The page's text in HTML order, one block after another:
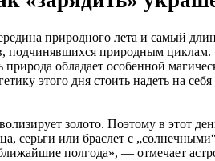
природного лета и самый
подчинявшихся природным
обладает особенной
этого дня стоить надеть на
золото. Поэтому в этот
серьги или браслет с
полгода», — отмечает